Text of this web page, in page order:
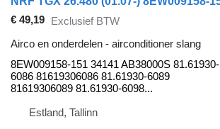
€ 49,19 Exclusief BTW
Airco en onderdelen - airconditioner slang
8EW009158-151 34141 AB38000S 81.61930-
6086 81619306086 81.61930-6089
81619306089 81.61930-6098...
Estland, Tallinn